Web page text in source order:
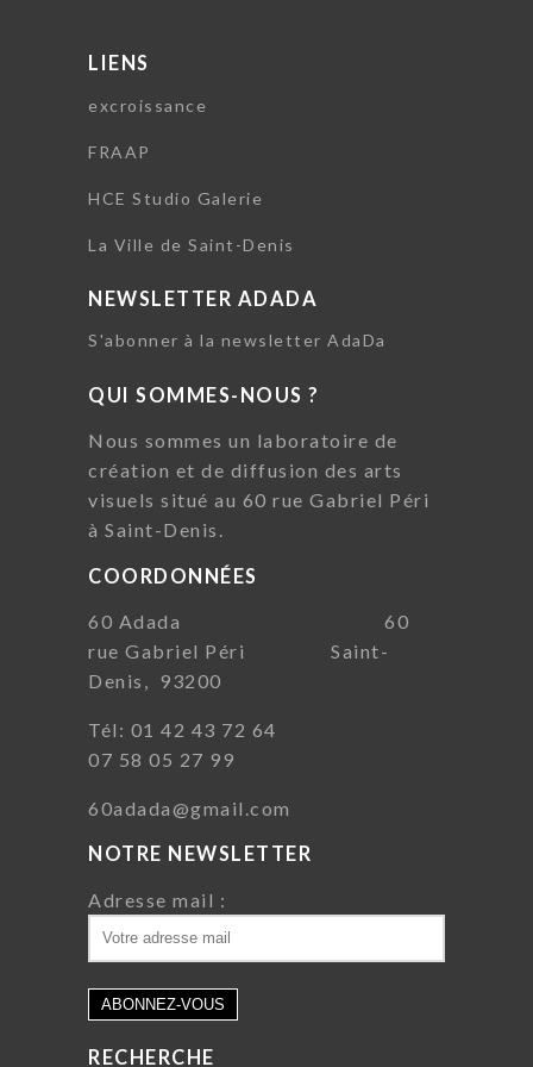
LIENS
excroissance
FRAAP
HCE Studio Galerie
La Ville de Saint-Denis
NEWSLETTER ADADA
S'abonner à la newsletter AdaDa
QUI SOMMES-NOUS ?
Nous sommes un laboratoire de
création et de diffusion des arts
visuels situé au 60 rue Gabriel Péri
à Saint-Denis.
COORDONNÉES
60 Adada 60
rue Gabriel Péri Saint-
Denis, 93200
Tél: 01 42 43 72 64
07 58 05 27 99
60adada@gmail.com
NOTRE NEWSLETTER
Adresse mail :
RECHERCHE